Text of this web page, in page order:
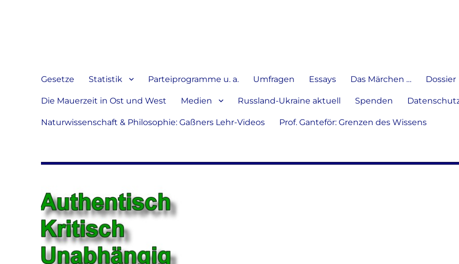
verbreiten
Gesetze Statistik Parteiprogramme u. a. Umfragen Essays Das Märchen … Dossier
Die Mauerzeit in Ost und West Medien Russland-Ukraine aktuell Spenden
Naturwissenschaft & Philosophie: Gaßners Lehr-Videos Prof. Ganteför: Grenzen des Wissens